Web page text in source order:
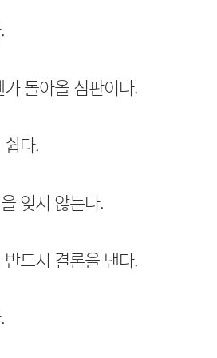
돌아올 심판이다.
다.
잊지 않는다.
드시 결론을 낸다.